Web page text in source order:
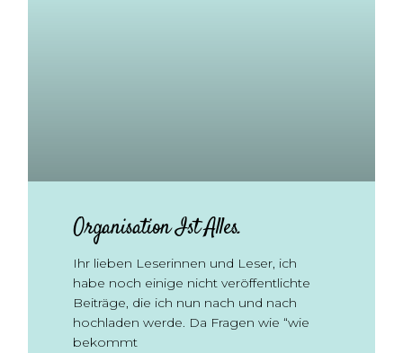
Organisation Ist Alles.
Ihr lieben Leserinnen und Leser, ich
habe noch einige nicht veröffentlichte
Beiträge, die ich nun nach und nach
hochladen werde. Da Fragen wie “wie
bekommt